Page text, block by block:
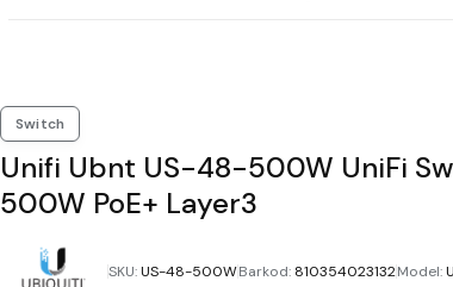
Switch
Unifi Ubnt US-48-500W UniFi
500W PoE+ Layer3
SKU:US-48-500WBarkod: 810354023132Model: